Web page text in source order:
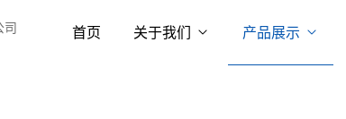
首页 关于我们 产品展示